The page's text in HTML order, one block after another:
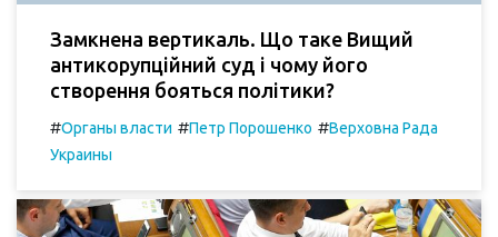
Замкнена вертикаль. Що таке Вищий
антикорупційний суд і чому його
створення бояться політики?
#Органы власти #Петр Порошенко #Верховна Рада
Украины